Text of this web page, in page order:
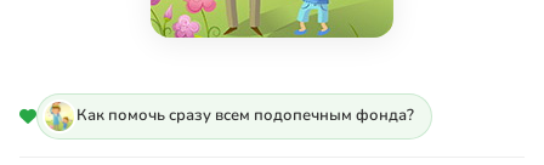
Как помочь сразу всем подопечным фонда?